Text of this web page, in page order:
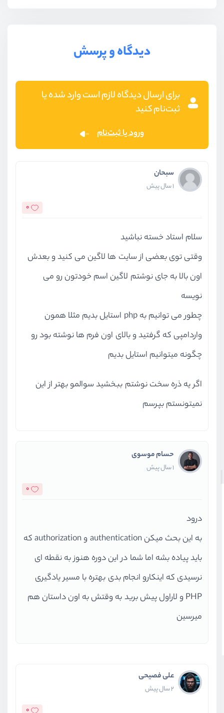
دیدگاه و پرسش
برای ارسال دیدگاه لازم است وارد شده یا
ثبت‌نام کنید
ورود یا ثبت‌نام
سبحان
1 سال پیش
0
سلام استاد خسته نباشید
وقتی توی بعضی از سایت ها لاگین می کنید و بعدش
اون بالا به جای نوشتم لاگین اسم خودتون رو می
نویسه
چطور می توانیم به php استایل بدیم مثلا همون
واردامپی که گرفتید و بالای اون فرم ها نوشته بود رو
چگونه میتوانیم استایل بدیم
اگر یه ذره سخت نوشتم ببخشید سوالمو بهتر از این
نمیتونستم بپرسم
حسام موسوی
1 سال پیش
0
درود
به این بحث میکن authentication و authorization که
باید پیاده بشه اما شما در این دوره هنوز به نقطه ای
نرسیدی که اینکارو انجام بدی بهتره با مسیر یادگیری
PHP و لاراول پیش برید به وقتش به اون داستان هم
میرسین
علی فصیحی
2 سال پیش
0